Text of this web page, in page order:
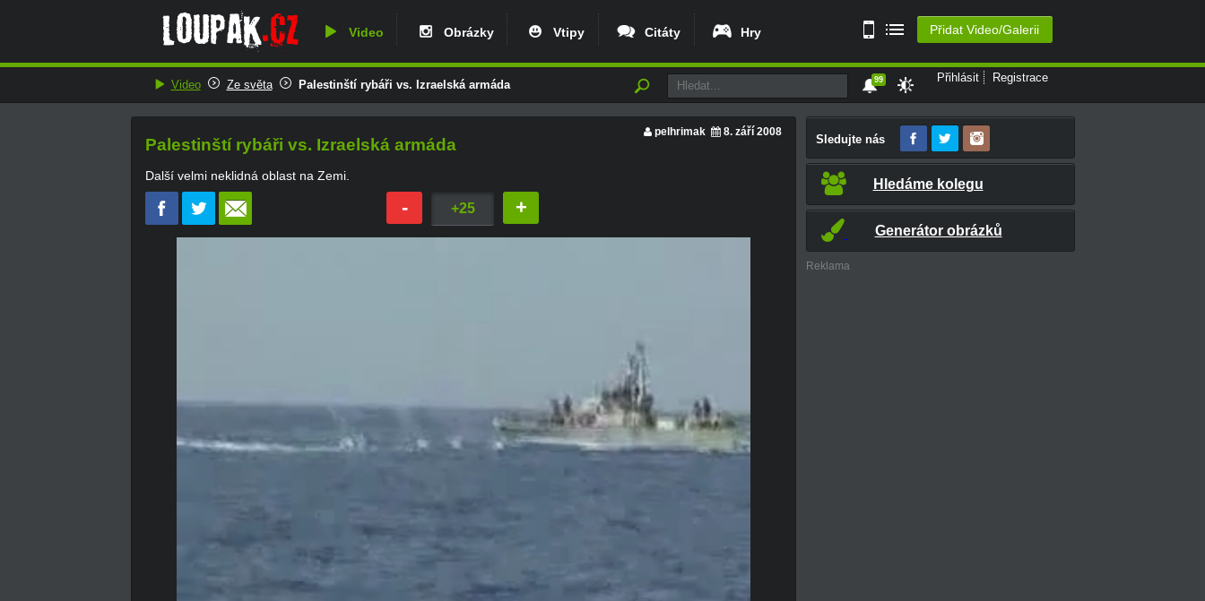
Video Obrázky Vtipy Citáty Hry Přidat Video/Galerii
Video Ze světa Palestinští rybáři vs. Izraelská armáda
Přihlásit Registrace
99
Palestinští rybáři vs. Izraelská armáda
pelhrimak 8. září 2008
Další velmi neklidná oblast na Zemi.
- +25 +
Sledujte nás
Hledáme kolegu
Generátor obrázků
Reklama